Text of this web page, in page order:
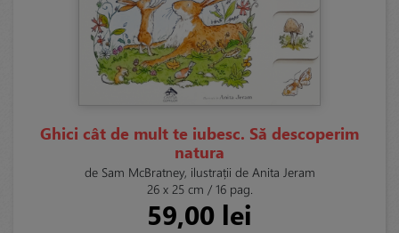
Ghici cât de mult te iubesc. Să descoperim
natura
de Sam McBratney, ilustrații de Anita Jeram
26 x 25 cm / 16 pag.
59,00 lei